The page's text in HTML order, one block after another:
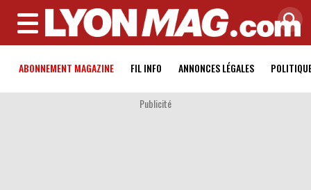
MENU
ABONNEMENT MAGAZINE FIL INFO ANNONCES LÉGALES
Publicité